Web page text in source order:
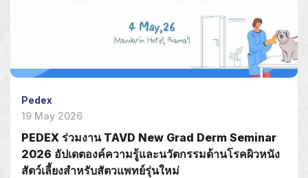
Pedex
19 May 2026
PEDEX ร่วมงาน TAVD New Grad Derm Seminar
2026 อัปเดตองค์ความรู้และนวัตกรรมด้านโรคผิวหนัง
สัตว์เลี้ยงสำหรับสัตวแพทย์รุ่นใหม่